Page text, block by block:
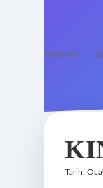
Anasayfa
Tarih: